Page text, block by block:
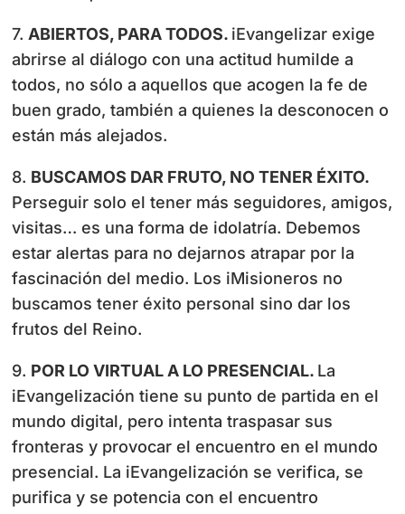
7. ABIERTOS, PARA TODOS. iEvangelizar exige
abrirse al diálogo con una actitud humilde a
todos, no sólo a aquellos que acogen la fe de
buen grado, también a quienes la desconocen o
están más alejados.
8. BUSCAMOS DAR FRUTO, NO TENER ÉXITO.
Perseguir solo el tener más seguidores, amigos,
visitas… es una forma de idolatría. Debemos
estar alertas para no dejarnos atrapar por la
fascinación del medio. Los iMisioneros no
buscamos tener éxito personal sino dar los
frutos del Reino.
9. POR LO VIRTUAL A LO PRESENCIAL. La
iEvangelización tiene su punto de partida en el
mundo digital, pero intenta traspasar sus
fronteras y provocar el encuentro en el mundo
presencial. La iEvangelización se verifica, se
purifica y se potencia con el encuentro